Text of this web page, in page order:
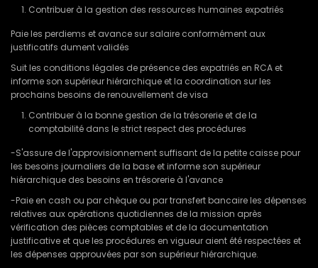
Contribuer à la gestion des ressources humaines expatriés
Paie les perdiems et avance sur salaire conformément aux
justificatifs dument validés
Suit les conditions légales de présence des expatriés en RCA et
informe son supérieur hiérarchique et la coordination sur les
prochains besoins de renouvellement de visa
Contribuer à la bonne gestion de la trésorerie et de la
comptabilité dans le strict respect des procédures
-S'assure de l'approvisionnement suffisant de la petite caisse pour
les besoins journaliers de la base et informe son supérieur
hiérarchique des besoins en trésorerie à l'avance
-Paie en cash ou par chèque ou par transfert bancaire les dépenses
relatives aux opérations quotidiennes de la mission après
vérification des pièces comptables et de la documentation
justificative et que les procédures en vigueur aient été respectées et
les dépenses approuvées par son supérieur hiérarchique.